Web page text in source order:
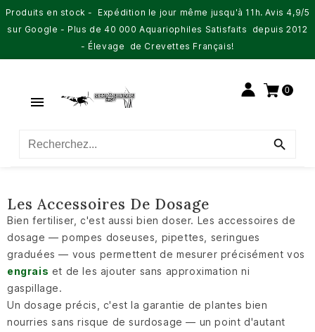
Produits en stock - Expédition le jour même jusqu'à 11h. Avis 4,9/5
sur Google - Plus de 40 000 Aquariophiles Satisfaits depuis 2012
- Élevage de Crevettes Français!

0

Les Accessoires De Dosage
Bien fertiliser, c'est aussi bien doser. Les accessoires de
dosage — pompes doseuses, pipettes, seringues
graduées — vous permettent de mesurer précisément vos
engrais et de les ajouter sans approximation ni
gaspillage.
Un dosage précis, c'est la garantie de plantes bien
nourries sans risque de surdosage — un point d'autant